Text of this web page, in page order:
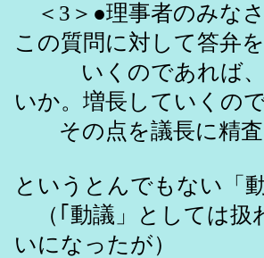
＜3＞●理事者のみな
この質問に対して答弁
いくのであれば、
いか。増長していくの
その点を議長に精査
というとんでもない「
（｢動議」としては扱
いになったが）